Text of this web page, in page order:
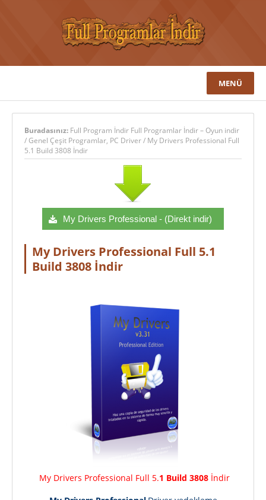
MENÜ
Buradasınız: Full Program İndir Full Programlar İndir – Oyun indir
/Genel Çeşit Programlar, PC Driver/ My Drivers Professional Full
5.1 Build 3808 İndir
My Drivers Professional - (Direkt indir)
My Drivers Professional Full 5.1
Build 3808 İndir
My Drivers Professional Full 5.1 Build 3808İndir